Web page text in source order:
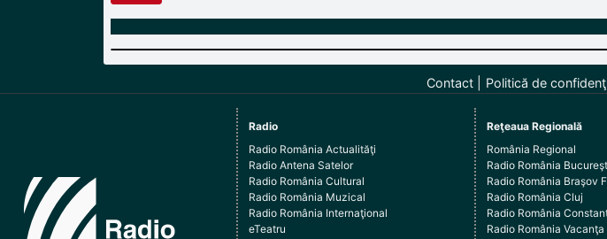
Contact Politică de
Radio
Radio România Actualităţi
Radio Antena Satelor
Radio România Cultural
Radio România Muzical
Radio România Internaţional
eTeatru
Reţeaua Regională
România Regional
Radio România
Radio România Braşov
Radio România Cluj
Radio România
Radio România Vacanţa